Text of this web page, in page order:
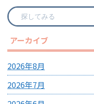
アーカイブ
2026年8月
2026年7月